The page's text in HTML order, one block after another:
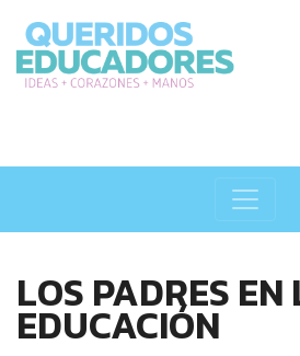
LOS PADRES EN
EDUCACIÓN